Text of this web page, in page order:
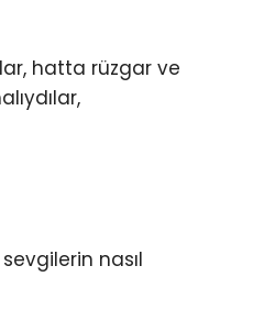
hatta rüzgar ve
sevgilerin nasıl